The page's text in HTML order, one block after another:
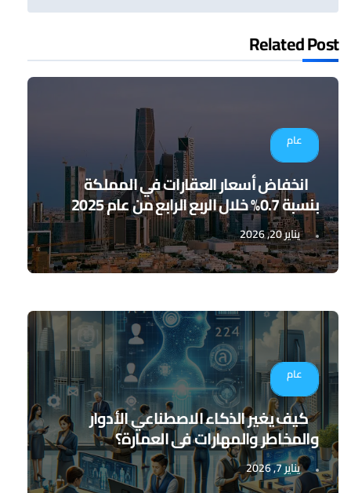
Related Post
عام
انخفاض أسعار العقارات في المملكة
بنسبة 0.7% خلال الربع الرابع من عام 2025
يناير 20, 2026
عام
كيف يغير الذكاء الاصطناعي الأدوار
والمخاطر والمهارات في العمارة؟
يناير 7, 2026